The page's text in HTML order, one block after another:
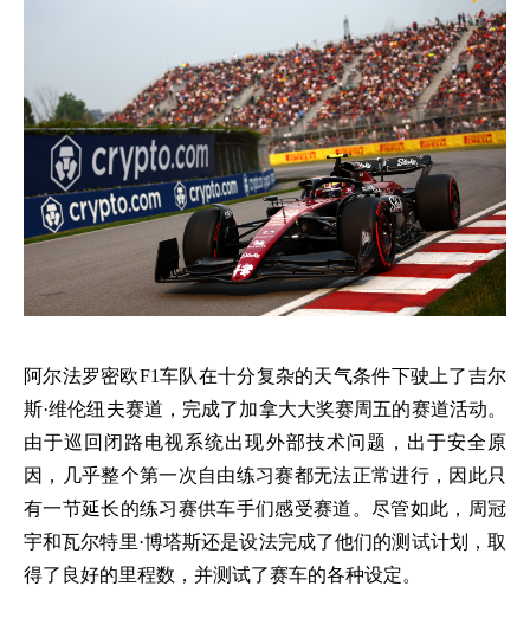
阿尔法罗密欧F1车队在十分复杂的天气条件下驶上了吉尔
斯·维伦纽夫赛道，完成了加拿大大奖赛周五的赛道活动。
由于巡回闭路电视系统出现外部技术问题，出于安全原
因，几乎整个第一次自由练习赛都无法正常进行，因此只
有一节延长的练习赛供车手们感受赛道。尽管如此，周冠
宇和瓦尔特里·博塔斯还是设法完成了他们的测试计划，取
得了良好的里程数，并测试了赛车的各种设定。